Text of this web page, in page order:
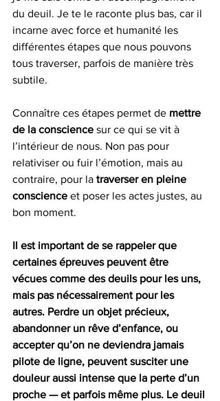
du deuil. Je te le raconte plus bas, car il
incarne avec force et humanité les
différentes étapes que nous pouvons
tous traverser, parfois de manière très
subtile.
Connaître ces étapes permet de mettre
de la conscience sur ce qui se vit à
l’intérieur de nous. Non pas pour
relativiser ou fuir l’émotion, mais au
contraire, pour la traverser en pleine
conscience et poser les actes justes, au
bon moment.
Il est important de se rappeler que
certaines épreuves peuvent être
vécues comme des deuils pour les uns,
mais pas nécessairement pour les
autres. Perdre un objet précieux,
abandonner un rêve d’enfance, ou
accepter qu’on ne deviendra jamais
pilote de ligne, peuvent susciter une
douleur aussi intense que la perte d’un
proche — et parfois même plus. Le deuil